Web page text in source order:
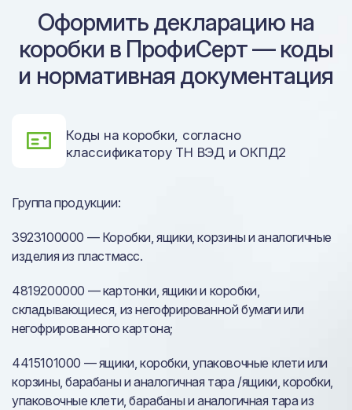
Оформить декларацию на
коробки в ПрофиСерт — коды
и нормативная документация
Коды на коробки, согласно
классификатору ТН ВЭД и ОКПД2
Группа продукции:
3923100000 — Коробки, ящики, корзины и аналогичные
изделия из пластмасс.
4819200000 — картонки, ящики и коробки,
складывающиеся, из негофрированной бумаги или
негофрированного картона;
4415101000 — ящики, коробки, упаковочные клети или
корзины, барабаны и аналогичная тара /ящики, коробки,
упаковочные клети, барабаны и аналогичная тара из